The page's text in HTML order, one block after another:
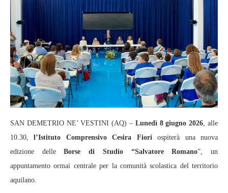
SAN DEMETRIO NE’ VESTINI (AQ) – Lunedì 8 giugno 2026 , alle
10.30,l’Istituto Comprensivo Cesira Fiori ospiterà una nuova
edizione delleBorse di Studio “Salvatore Romano”, un
appuntamento ormai centrale per la comunità scolastica del territorio
aquilano.